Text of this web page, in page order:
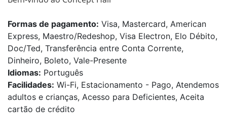
Formas de pagamento: Visa, Mastercard, American
Express, Maestro/Redeshop, Visa Electron, Elo Débito,
Doc/Ted, Transferência entre Conta Corrente,
Dinheiro, Boleto, Vale-Presente
Idiomas: Português
Facilidades: Wi-Fi, Estacionamento - Pago, Atendemos
adultos e crianças, Acesso para Deficientes, Aceita
cartão de crédito